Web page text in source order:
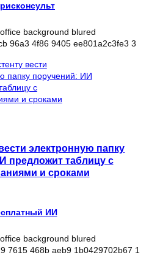
электронную папку
предложит таблицу с
и сроками
ИИ